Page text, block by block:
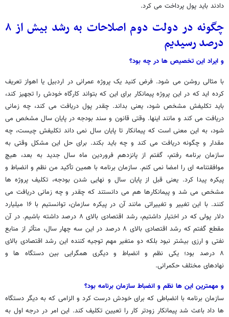
دادند باید پول پرداخت می کرد.
چگونه در دولت دوم اصلاحات به رشد بیش از ۸
درصد رسیدیم
و ایراد این تخصیص ها در چه بود؟
با مثالی روشن می شود. فرض کنید یک پروژه عمرانی در اردبیل یا اهواز تعریف
کرده اید که در این پروژه پیمانکار برای این که بتواند کارگاه خودش را تجهیز کند،
باید تکلیفش مشخص شود، یعنی بداند. چقدر پول دریافت می کند، چه زمانی
دریافت می کند و مانند اینها. وقتی قانون و سند بودجه در پایان سال مشخص می
شود، به این معنی است که پیمانکار تا پایان سال نمی داند تکلیفش چیست، چه
مقدار و چگونه دریافت می کند و چه باید بکند. برای حل این مشکل وقتی به
سازمان برنامه رفتم، گفتم از پانزدهم فروردین ماه سال جدید به بعد، هیچ
موافقتنامه ای را امضا نمی کنم. سازمان برنامه با همین تأکید من نظم و انضباط و
پیکره پیدا کرد. یعنی قبل از پایان سال و نهایی شدن بودجه، تکلیف پروژه ها
مشخص می شد و پیمانکارها هم می دانستند که چقدر و چه زمانی دریافت می
کنند. با این تغییر و تغییراتی مانند آن در پیکره سازمان، توانستیم با ۱۶ میلیارد
دلار پولی که در اختیار داشتیم، رشد اقتصادی بالای ۸ درصد داشته باشیم. در آن
مقطع گفتم که رشد اقتصادی بالای ۸ درصد در این سه چهار سال، متأثر از منابع
نفتی و ارزی بیشتر نبود بلکه دو متغیر مهم توجیه کننده این رشد اقتصادی بالای
۸ درصد بود؛ یکی نظم و انضباط و دیگری همگرایی بین دستگاه ها و
نهادهای مختلف حکمرانی.
و مهمترین این ها نظم و انضباط سازمان برنامه بود؟
سازمان برنامه با انضباطی که برای خودش درست کرد و الزامی که به دیگر دستگاه
ها داد باعث شد پیمانکار زودتر کار را تعیین تکلیف کند. این امر در درجه اول به